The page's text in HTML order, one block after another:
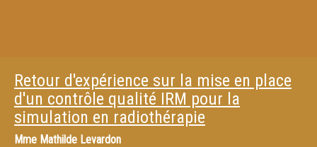
Retour d'expérience sur la mise en place
d'un contrôle qualité IRM pour la
simulation en radiothérapie
Mme Mathilde Levardon